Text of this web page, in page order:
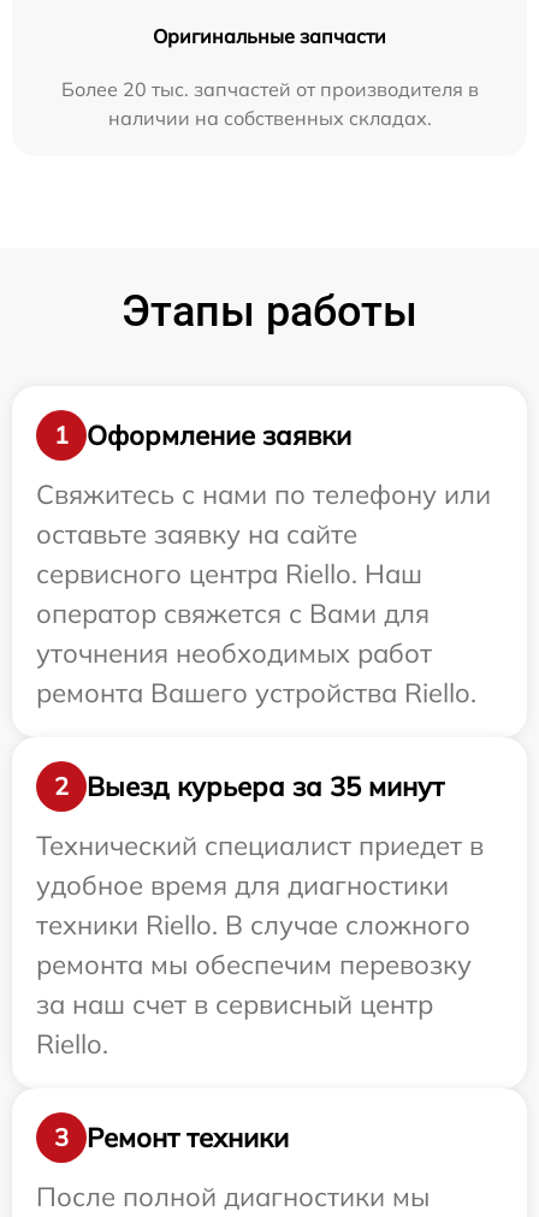
Оригинальные запчасти
Более 20 тыс. запчастей от производителя в
наличии на собственных складах.
Этапы работы
1
Оформление заявки
Свяжитесь с нами по телефону или
оставьте заявку на сайте
сервисного центра Riello. Наш
оператор свяжется с Вами для
уточнения необходимых работ
ремонта Вашего устройства Riello.
2
Выезд курьера за 35 минут
Технический специалист приедет в
удобное время для диагностики
техники Riello. В случае сложного
ремонта мы обеспечим перевозку
за наш счет в сервисный центр
Riello.
3
Ремонт техники
После полной диагностики мы